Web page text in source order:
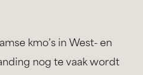
kmo’s in West- en
nog te vaak wordt